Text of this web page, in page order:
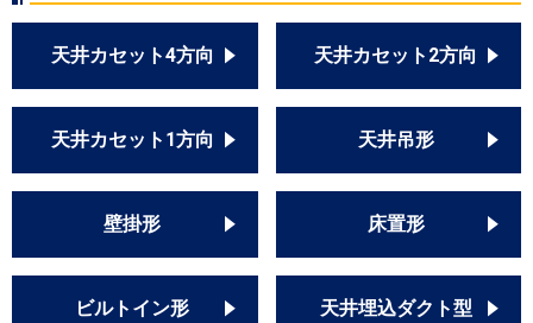
天井カセット4方向 天井カセット2方向
天井カセット1方向 天井吊形
壁掛形 床置形
ビルトイン形 天井埋込ダクト型